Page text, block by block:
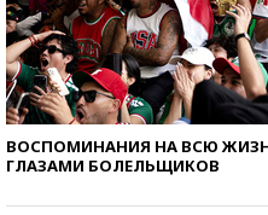
ВОСПОМИНАНИЯ НА ВСЮ
ГЛАЗАМИ БОЛЕЛЬЩИКОВ